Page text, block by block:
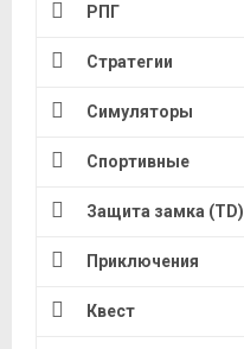
РПГ
Стратегии
Симуляторы
Спортивные
Защита замка (TD)
Приключения
Квест